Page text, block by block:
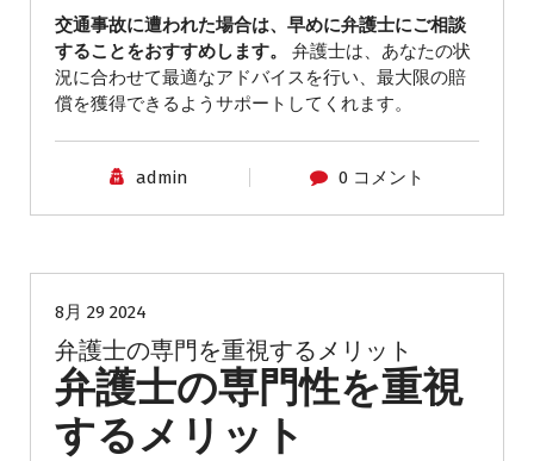
交通事故に遭われた場合は、早めに弁護士にご相談
することをおすすめします。
弁護士は、あなたの状
況に合わせて最適なアドバイスを行い、最大限の賠
償を獲得できるようサポートしてくれます。
admin 0 コメント
8月 29 2024
弁護士の専門を重視するメリット
弁護士の専門性を重視
するメリット